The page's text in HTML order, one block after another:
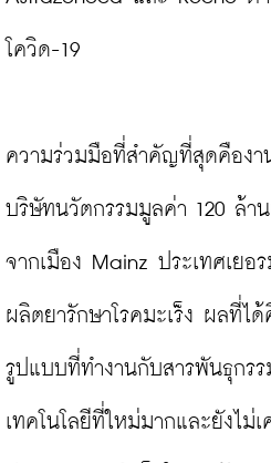
โควิด-19
ความร่วมมือที่สำคัญที่สุดคืองา
บริษัทนวัตกรรมมูลค่า 120 ล้า
จากเมือง Mainz ประเทศเยอ
ผลิตยารักษาโรคมะเร็ง ผลที่ไ
รูปแบบที่ทำงานกับสารพันธุกร
เทคโนโลยีที่ใหม่มากและยังไม่